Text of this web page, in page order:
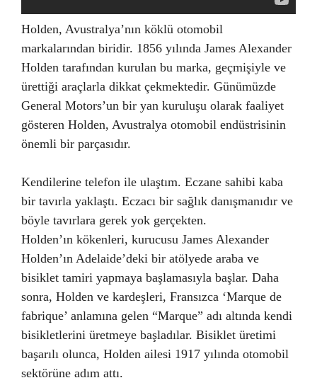
Holden, Avustralya’nın köklü otomobil
markalarından biridir. 1856 yılında James Alexander
Holden tarafından kurulan bu marka, geçmişiyle ve
ürettiği araçlarla dikkat çekmektedir. Günümüzde
General Motors’un bir yan kuruluşu olarak faaliyet
gösteren Holden, Avustralya otomobil endüstrisinin
önemli bir parçasıdır.
Kendilerine telefon ile ulaştım. Eczane sahibi kaba
bir tavırla yaklaştı. Eczacı bir sağlık danışmanıdır ve
böyle tavırlara gerek yok gerçekten.
Holden’ın kökenleri, kurucusu James Alexander
Holden’ın Adelaide’deki bir atölyede araba ve
bisiklet tamiri yapmaya başlamasıyla başlar. Daha
sonra, Holden ve kardeşleri, Fransızca ‘Marque de
fabrique’ anlamına gelen “Marque” adı altında kendi
bisikletlerini üretmeye başladılar. Bisiklet üretimi
başarılı olunca, Holden ailesi 1917 yılında otomobil
sektörüne adım attı.